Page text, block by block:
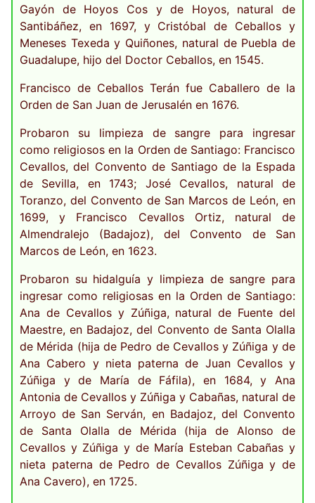
Gayón de Hoyos Cos y de Hoyos, natural de
Santibáñez, en 1697, y Cristóbal de Ceballos y
Meneses Texeda y Quiñones, natural de Puebla de
Guadalupe, hijo del Doctor Ceballos, en 1545.
Francisco de Ceballos Terán fue Caballero de la
Orden de San Juan de Jerusalén en 1676.
Probaron su limpieza de sangre para ingresar
como religiosos en la Orden de Santiago: Francisco
Cevallos, del Convento de Santiago de la Espada
de Sevilla, en 1743; José Cevallos, natural de
Toranzo, del Convento de San Marcos de León, en
1699, y Francisco Cevallos Ortiz, natural de
Almendralejo (Badajoz), del Convento de San
Marcos de León, en 1623.
Probaron su hidalguía y limpieza de sangre para
ingresar como religiosas en la Orden de Santiago:
Ana de Cevallos y Zúñiga, natural de Fuente del
Maestre, en Badajoz, del Convento de Santa Olalla
de Mérida (hija de Pedro de Cevallos y Zúñiga y de
Ana Cabero y nieta paterna de Juan Cevallos y
Zúñiga y de María de Fáfila), en 1684, y Ana
Antonia de Cevallos y Zúñiga y Cabañas, natural de
Arroyo de San Serván, en Badajoz, del Convento
de Santa Olalla de Mérida (hija de Alonso de
Cevallos y Zúñiga y de María Esteban Cabañas y
nieta paterna de Pedro de Cevallos Zúñiga y de
Ana Cavero), en 1725.